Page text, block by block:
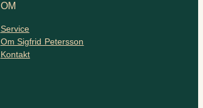
OM
Service
Om Sigfrid Petersson
Kontakt